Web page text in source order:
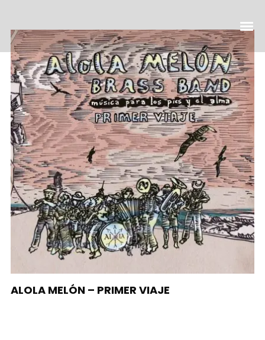
ALOLA MELÓN – PRIMER VIAJE